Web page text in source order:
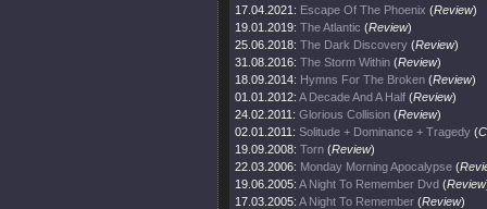
17.04.2021: Escape Of The Phoenix (Review)
19.01.2019: The Atlantic (Review)
25.06.2018: The Dark Discovery (Review)
31.08.2016: The Storm Within (Review)
18.09.2014: Hymns For The Broken (Review)
01.01.2012: A Decade And A Half (Review)
24.02.2011: Glorious Collision (Review)
02.01.2011: Solitude + Dominance + Tragedy (
19.09.2008: Torn (Review)
22.03.2006: Monday Morning Apocalypse (
19.06.2005: A Night To Remember Dvd (Review
17.03.2005: A Night To Remember (Review)